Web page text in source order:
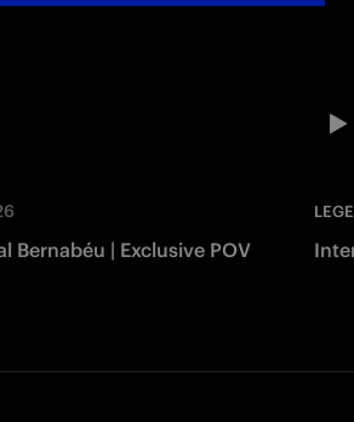
Bernabéu | Exclusive POV